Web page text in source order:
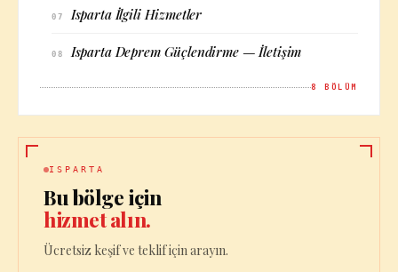
07 Isparta İlgili Hizmetler
08 Isparta Deprem Güçlendirme — İletişim
8 BÖLÜM
ISPARTA
Bu bölge için
hizmet alın.
Ücretsiz keşif ve teklif için arayın.